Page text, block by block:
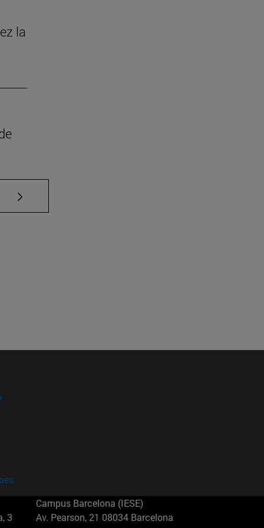
la
TAB para desplazarse.
3
Campus Barcelona (IESE)
Av. Pearson, 21 08034 Barcelona